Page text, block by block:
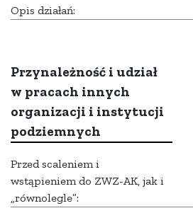
Opis działań:
Przynależność i udział
w pracach innych
organizacji i instytucji
podziemnych
Przed scaleniem i
wstąpieniem do ZWZ-AK, jak i
„równolegle”: